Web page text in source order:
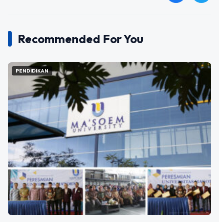
Recommended For You
PENDIDIKAN